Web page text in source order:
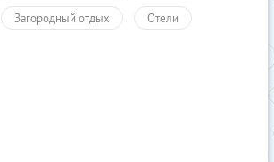
Загородный отдых Отели